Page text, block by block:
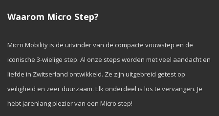
Waarom Micro Step?
Micro Mobility is de uitvinder van de compacte vouwstep en de
iconische 3-wielige step. Al onze steps worden met veel aandacht en
liefde in Zwitserland ontwikkeld. Ze zijn uitgebreid getest op
veiligheid en zeer duurzaam. Elk onderdeel is los te vervangen. Je
hebt jarenlang plezier van een Micro step!